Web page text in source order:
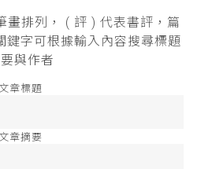
畫排列， ( 評 ) 代表書評，篇
鍵字可根據輸入內容搜尋標題
與作者
文章標題
文章摘要